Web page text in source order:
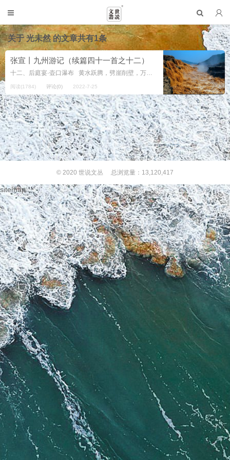
关于光未然的文章共有1条
张宣丨九州游记（续篇四十一首之十二）
十二、后庭宴·壶口瀑布 黄水跃腾，劈崖削壁，万千余里难停息。 一川九曲十八弯，宽容博大涛声急。 排排激浪飞天，宏阔遽收波碎。 ...
阅读(1784) 评论(0) 2022-7-25
© 2020 世说文丛 总浏览量：13,120,417
sitemap